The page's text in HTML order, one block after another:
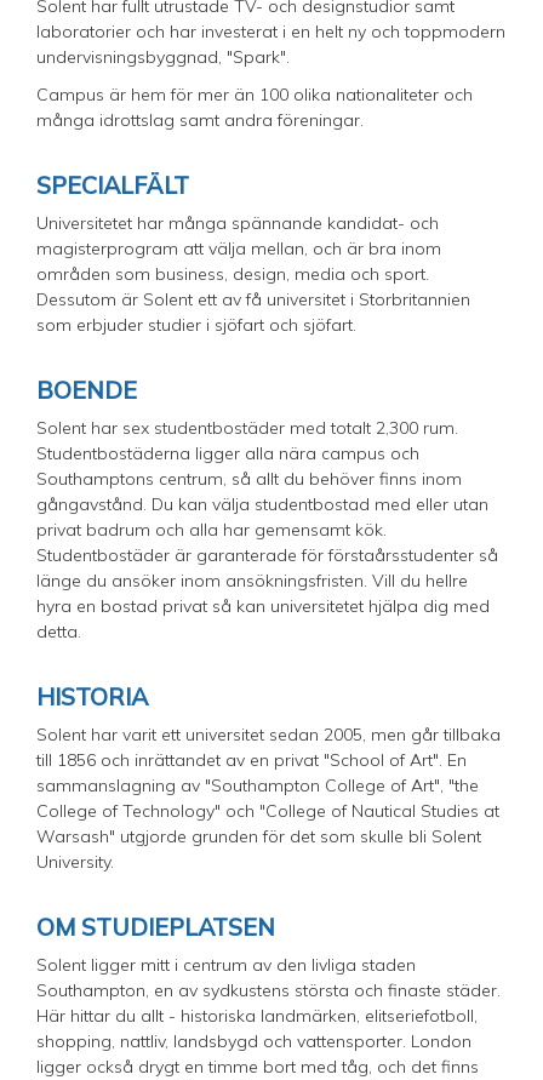
Solent har fullt utrustade TV- och designstudior samt
laboratorier och har investerat i en helt ny och toppmodern
undervisningsbyggnad, "Spark".
Campus är hem för mer än 100 olika nationaliteter och
många idrottslag samt andra föreningar.
SPECIALFÄLT
Universitetet har många spännande kandidat- och
magisterprogram att välja mellan, och är bra inom
områden som business, design, media och sport.
Dessutom är Solent ett av få universitet i Storbritannien
som erbjuder studier i sjöfart och sjöfart.
BOENDE
Solent har sex studentbostäder med totalt 2,300 rum.
Studentbostäderna ligger alla nära campus och
Southamptons centrum, så allt du behöver finns inom
gångavstånd. Du kan välja studentbostad med eller utan
privat badrum och alla har gemensamt kök.
Studentbostäder är garanterade för förstaårsstudenter så
länge du ansöker inom ansökningsfristen. Vill du hellre
hyra en bostad privat så kan universitetet hjälpa dig med
detta.
HISTORIA
Solent har varit ett universitet sedan 2005, men går tillbaka
till 1856 och inrättandet av en privat "School of Art". En
sammanslagning av "Southampton College of Art", "the
College of Technology" och "College of Nautical Studies at
Warsash" utgjorde grunden för det som skulle bli Solent
University.
OM STUDIEPLATSEN
Solent ligger mitt i centrum av den livliga staden
Southampton, en av sydkustens största och finaste städer.
Här hittar du allt - historiska landmärken, elitseriefotboll,
shopping, nattliv, landsbygd och vattensporter. London
ligger också drygt en timme bort med tåg, och det finns